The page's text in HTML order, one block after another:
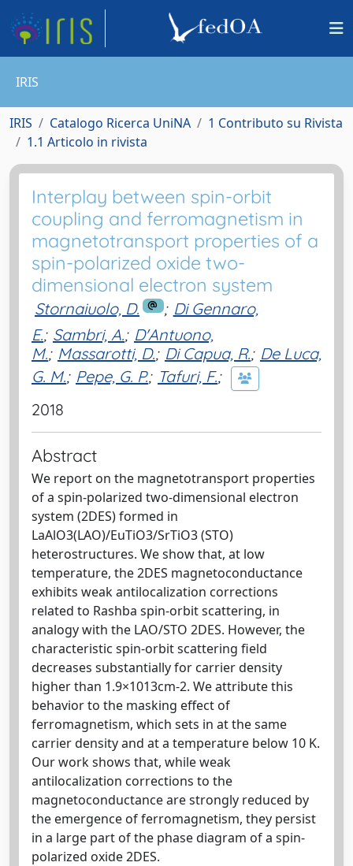
IRIS
IRIS Catalogo Ricerca UniNA
1 Contributo su Rivista
1.1 Articolo in rivista
Interplay between spin-orbit
coupling and ferromagnetism in
magnetotransport properties of a
spin-polarized oxide two-
dimensional electron system
Stornaiuolo, D. ; Di Gennaro,
E.; Sambri, A.; D'Antuono,
M.; Massarotti, D.; Di Capua, R.; De Luca,
G. M.; Pepe, G. P.; Tafuri, F.;
2018
Abstract
We report on the magnetotransport properties
of a spin-polarized two-dimensional electron
system (2DES) formed in
LaAlO3(LAO)/EuTiO3/SrTiO3 (STO)
heterostructures. We show that, at low
temperature, the 2DES magnetoconductance
exhibits weak antilocalization corrections
related to Rashba spin-orbit scattering, in
analogy with the LAO/STO 2DES. However, the
characteristic spin-orbit scattering field
decreases substantially for carrier density
higher than 1.9×1013cm-2. We attribute this
behavior to the masking effect of
ferromagnetism, which sets in at the same
carrier density and at a temperature below 10 K.
Our work shows that, while weak
antilocalization corrections to the
magnetoconductance are strongly reduced by
the emergence of ferromagnetism, they persist
in a large part of the phase diagram of a spin-
polarized oxide 2DES.